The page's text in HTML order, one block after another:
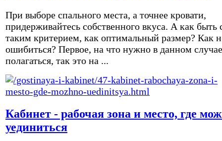
При выборе спального места, а точнее кровати,
придерживайтесь собственного вкуса. А как быть
таким критерием, как оптимальный размер? Как
ошибиться? Первое, на что нужно в данном случае
полагаться, так это на ...
Кабинет - рабочая зона и место, где
уединиться